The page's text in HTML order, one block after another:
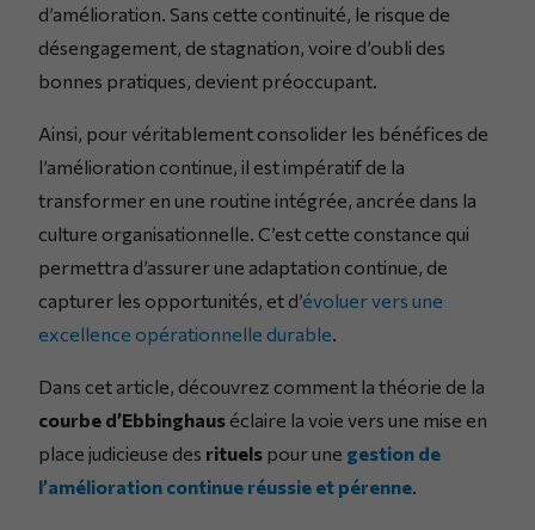
d’amélioration. Sans cette continuité, le risque de
désengagement, de stagnation, voire d’oubli des
bonnes pratiques, devient préoccupant.
Ainsi, pour véritablement consolider les bénéfices de
l’amélioration continue, il est impératif de la
transformer en une routine intégrée, ancrée dans la
culture organisationnelle. C’est cette constance qui
permettra d’assurer une adaptation continue, de
capturer les opportunités, et d’évoluer vers une
excellence opérationnelle durable
Dans cet article, découvrez comment la théorie de la
courbe d’Ebbinghaus éclaire la voie vers une mise en
place judicieuse des rituels pour une gestion de
l’amélioration continue réussie et pérenne